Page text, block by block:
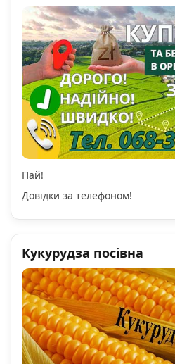
Пай!
Довідки за телефоном!
Кукурудза посівна